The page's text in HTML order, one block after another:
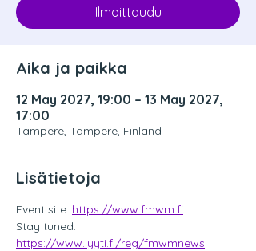
Ilmoittaudu
Aika ja paikka
12 May 2027, 19:00 – 13 May 2027,
17:00
Tampere, Tampere, Finland
Lisätietoja
Event site: https://www.fmwm.fi
Stay tuned:
https://www.lyyti.fi/reg/fmwmnews